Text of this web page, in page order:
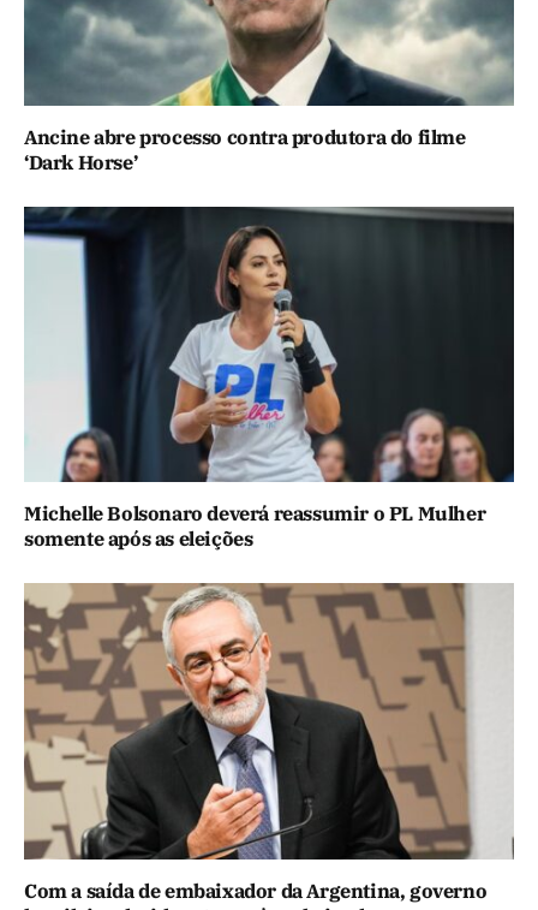
Ancine abre processo contra produtora do filme
‘Dark Horse’
Michelle Bolsonaro deverá reassumir o PL Mulher
somente após as eleições
Com a saída de embaixador da Argentina, governo